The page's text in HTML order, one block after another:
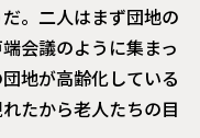
。二人はまず団地の
会議のように集まっ
地が高齢化している
たから老人たちの目